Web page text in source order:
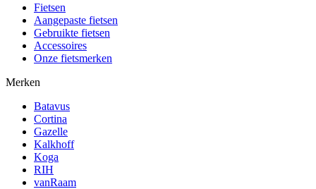
Fietsen
Aangepaste fietsen
Gebruikte fietsen
Accessoires
Onze fietsmerken
Merken
Batavus
Cortina
Gazelle
Kalkhoff
Koga
RIH
vanRaam